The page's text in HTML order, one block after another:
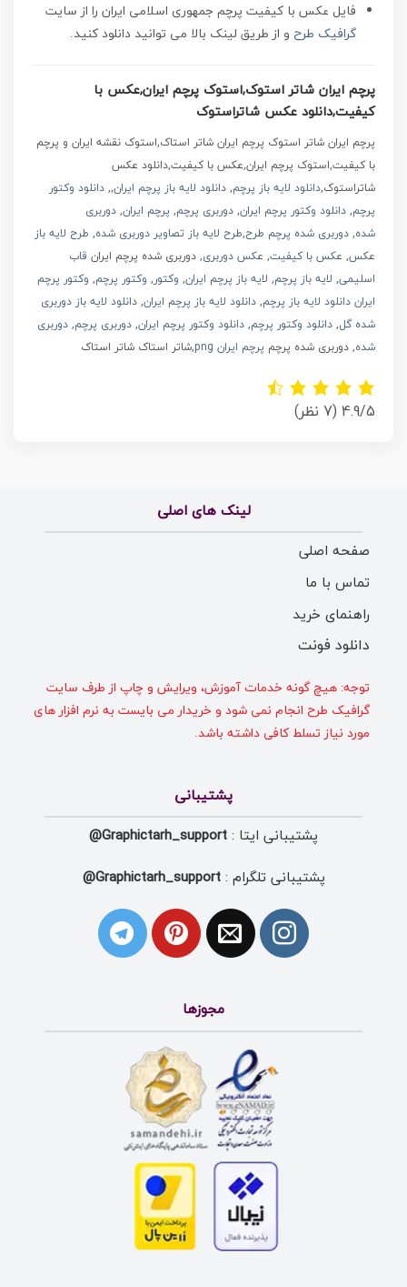
فایل عکس با کیفیت پرچم جمهوری اسلامی ایران را از سایت
گرافیک طرح و از طریق لینک بالا می توانید دانلود کنید.
پرچم ایران شاتر استوک,استوک پرچم ایران,عکس با
کیفیت,دانلود عکس شاتراستوک
پرچم ایران شاتر استوک پرچم ایران شاتر استاک,استوک نقشه ایران و پرچم
با کیفیت,استوک پرچم ایران,عکس با کیفیت,دانلود عکس
شاتراستوک,دانلود لایه باز پرچم, دانلود لایه باز پرچم ایران,, دانلود وکتور
پرچم, دانلود وکتور پرچم ایران, دوربری پرچم, پرچم ایران, دوربری
شده, دوربری شده پرچم طرح,طرح لایه باز تصاویر دوربری شده, طرح لایه باز
عکس, عکس با کیفیت, عکس دوربری, دوربری شده پرچم ایران قاب
اسلیمی, لایه باز پرچم, لایه باز پرچم ایران, وکتور, وکتور پرچم, وکتور پرچم
ایران دانلود لایه باز پرچم, دانلود لایه باز پرچم ایران, دانلود لایه باز دوربری
شده گل, دانلود وکتور پرچم, دانلود وکتور پرچم ایران, دوربری پرچم, دوربری
شده, دوربری شده پرچم پرچم ایران png ,شاتر استاک شاتر استاک
4.9/5 (7 نظر)
لینک های اصلی
صفحه اصلی
تماس با ما
راهنمای خرید
دانلود فونت
توجه: هیچ گونه خدمات آموزش، ویرایش و چاپ از طرف سایت
گرافیک طرح انجام نمی شود و خریدار می بایست به نرم افزار های
مورد نیاز تسلط کافی داشته باشد.
پشتیبانی
پشتیبانی ایتا : Graphictarh_support@
پشتیبانی تلگرام :Graphictarh_support@
مجوزها